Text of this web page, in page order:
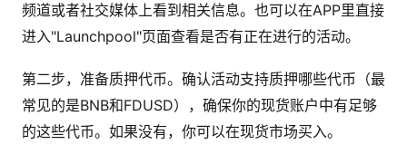
频道或者社交媒体上看到相关信息。也可以在APP里直接
进入"Launchpool"页面查看是否有正在进行的活动。
第二步，准备质押代币。确认活动支持质押哪些代币（最
常见的是BNB和FDUSD），确保你的现货账户中有足够
的这些代币。如果没有，你可以在现货市场买入。